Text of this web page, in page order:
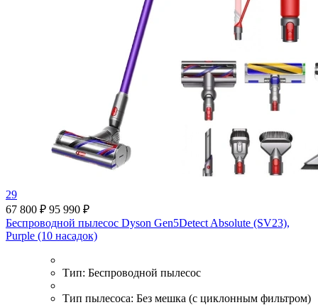
29
67 800 ₽ 95 990 ₽
Беспроводной пылесос Dyson Gen5Detect Absolute (SV23),
Purple (10 насадок)
Тип: Беспроводной пылесос
Тип пылесоса: Без мешка (с циклонным фильтром)